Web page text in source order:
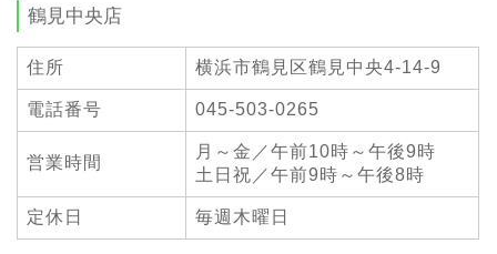
鶴見中央店
住所 横浜市鶴見区鶴見中央4-14-9
電話番号 045-503-0265
営業時間
月～金／午前10時～午後9時
土日祝／午前9時～午後8時
定休日 毎週木曜日